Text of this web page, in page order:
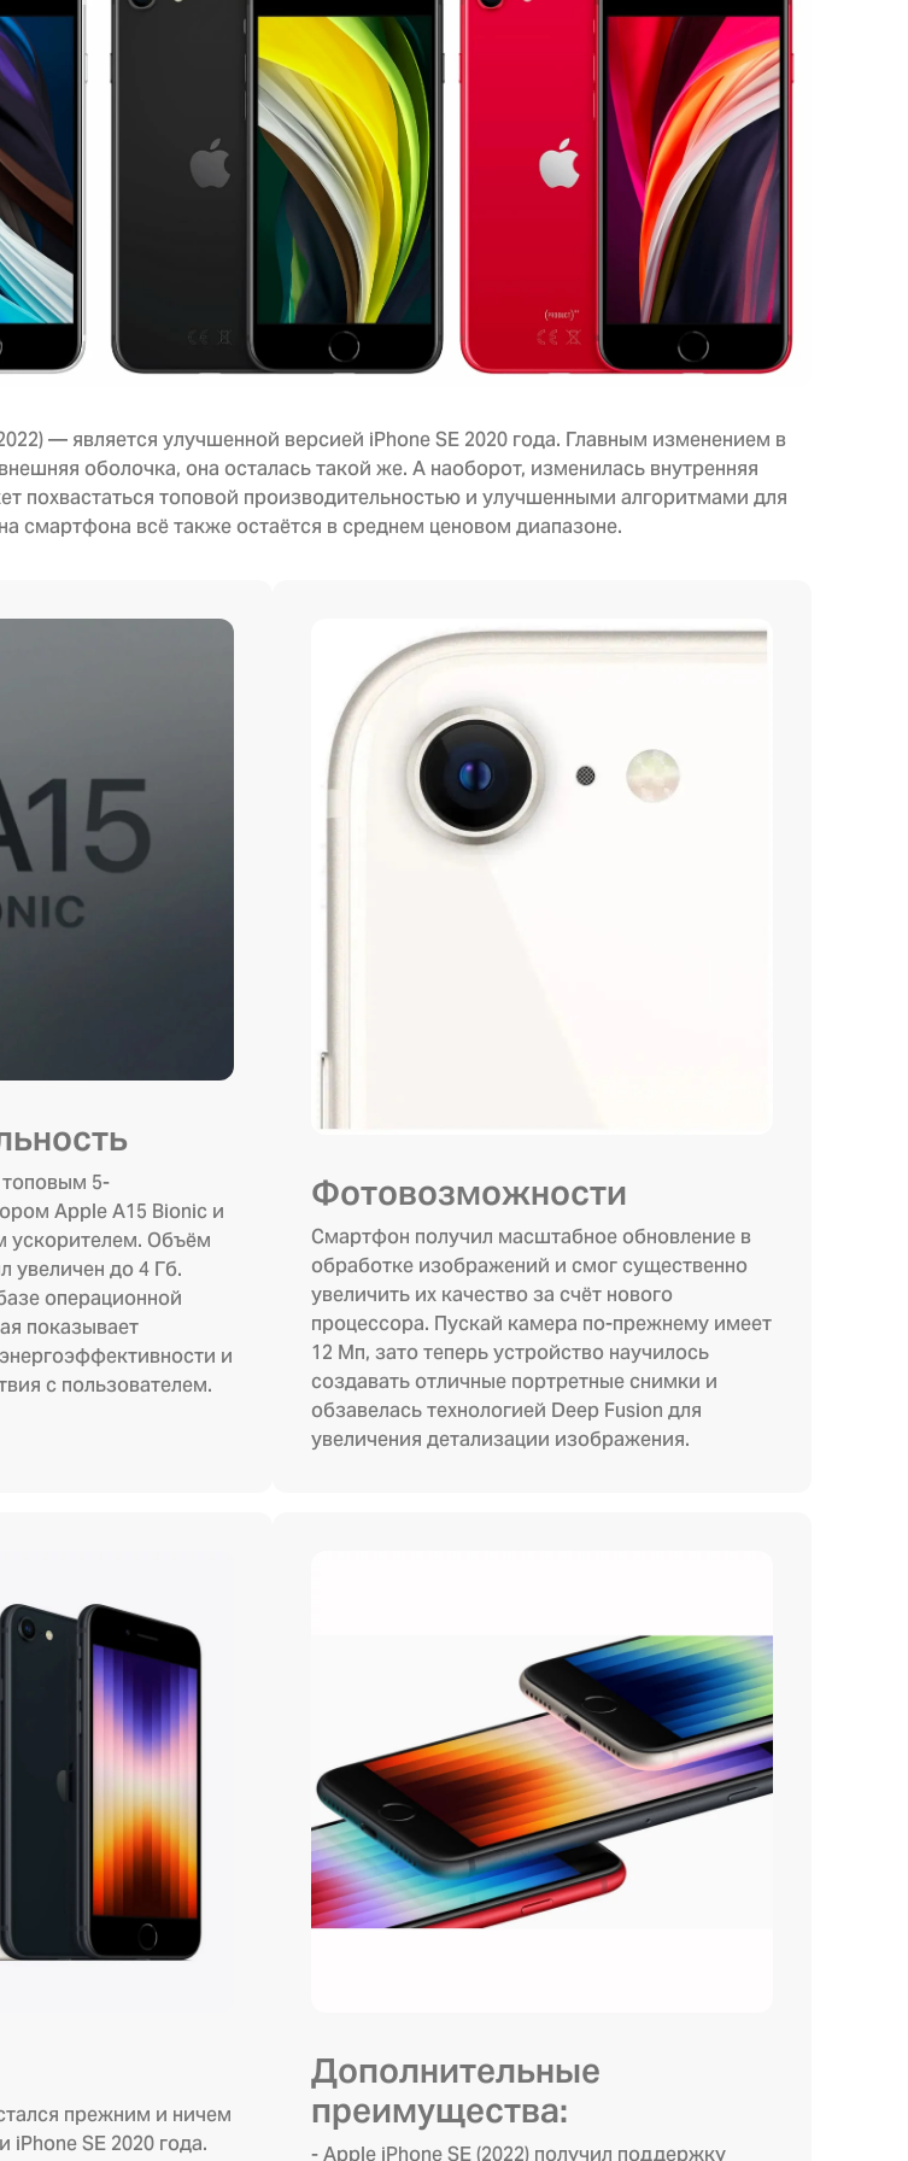
— является улучшенной версией iPhone SE 2020 года. Главным изменением в
оболочка, она осталась такой же. А наоборот, изменилась внутренняя
похвастаться топовой производительностью и улучшенными алгоритмами для
смартфона всё также остаётся в среднем ценовом диапазоне.
5-
Apple A15 Bionic и
ускорителем. Объём
увеличен до 4 Гб.
операционной
показывает
и
с пользователем.
Фотовозможности
Смартфон получил масштабное обновление в
обработке изображений и смог существенно
увеличить их качество за счёт нового
процессора. Пускай камера по-прежнему имеет
12 Мп, зато теперь устройство научилось
создавать отличные портретные снимки и
обзавелась технологией Deep Fusion для
увеличения детализации изображения.
прежним и ничем
iPhone SE 2020 года.
Дополнительные
преимущества:
- Apple iPhone SE (2022) получил поддержку